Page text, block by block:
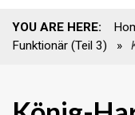
YOU ARE HERE:
Funktionär (Teil 3)
»